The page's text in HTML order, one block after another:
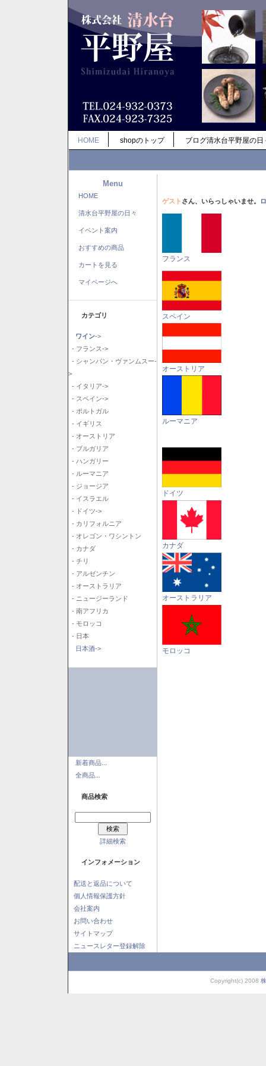
HOME shopのトップ ブログ清水台平野屋の日
Menu
HOME
清水台平野屋の日々
イベント案内
おすすめの商品
カートを見る
マイページへ
カテゴリ
ワイン->
- フランス->
- シャンパン・ヴァンムスー-
>
- イタリア->
- スペイン->
- ポルトガル
- イギリス
- オーストリア
- ブルガリア
- ハンガリー
- ルーマニア
- ジョージア
- イスラエル
- ドイツ->
- カリフォルニア
- オレゴン・ワシントン
- カナダ
- チリ
- アルゼンチン
- オーストラリア
- ニュージーランド
- 南アフリカ
- モロッコ
- 日本
日本酒->
新着商品...
全商品...
商品検索
詳細検索
インフォメーション
配送と返品について
個人情報保護方針
会社案内
お問い合わせ
サイトマップ
ニュースレター登録解除
ゲスト さん、いらっしゃいませ。
フランス
スペイン
オーストリア
ルーマニア
ドイツ
カナダ
オーストラリア
モロッコ
Copyright(c) 2008